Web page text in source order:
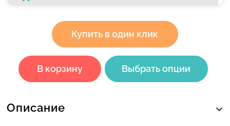
Купить в один клик
В корзину Выбрать опции
Описание